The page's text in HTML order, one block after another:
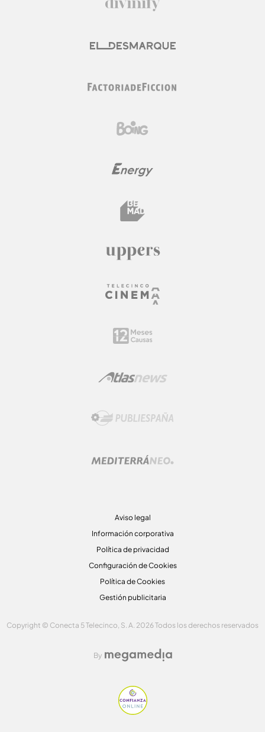
Aviso legal
Información corporativa
Política de privacidad
Configuración de Cookies
Política de Cookies
Gestión publicitaria
Copyright © Conecta 5 Telecinco, S. A. 2026 Todos los derechos reservados
By